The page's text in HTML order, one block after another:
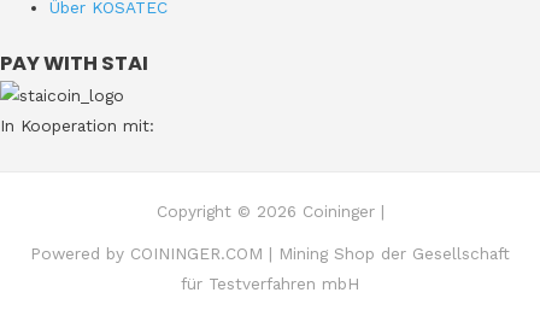
Über KOSATEC
PAY WITH STAI
In Kooperation mit:
Copyright © 2026 Coininger |
Powered by COININGER.COM | Mining Shop der Gesellschaft
für Testverfahren mbH